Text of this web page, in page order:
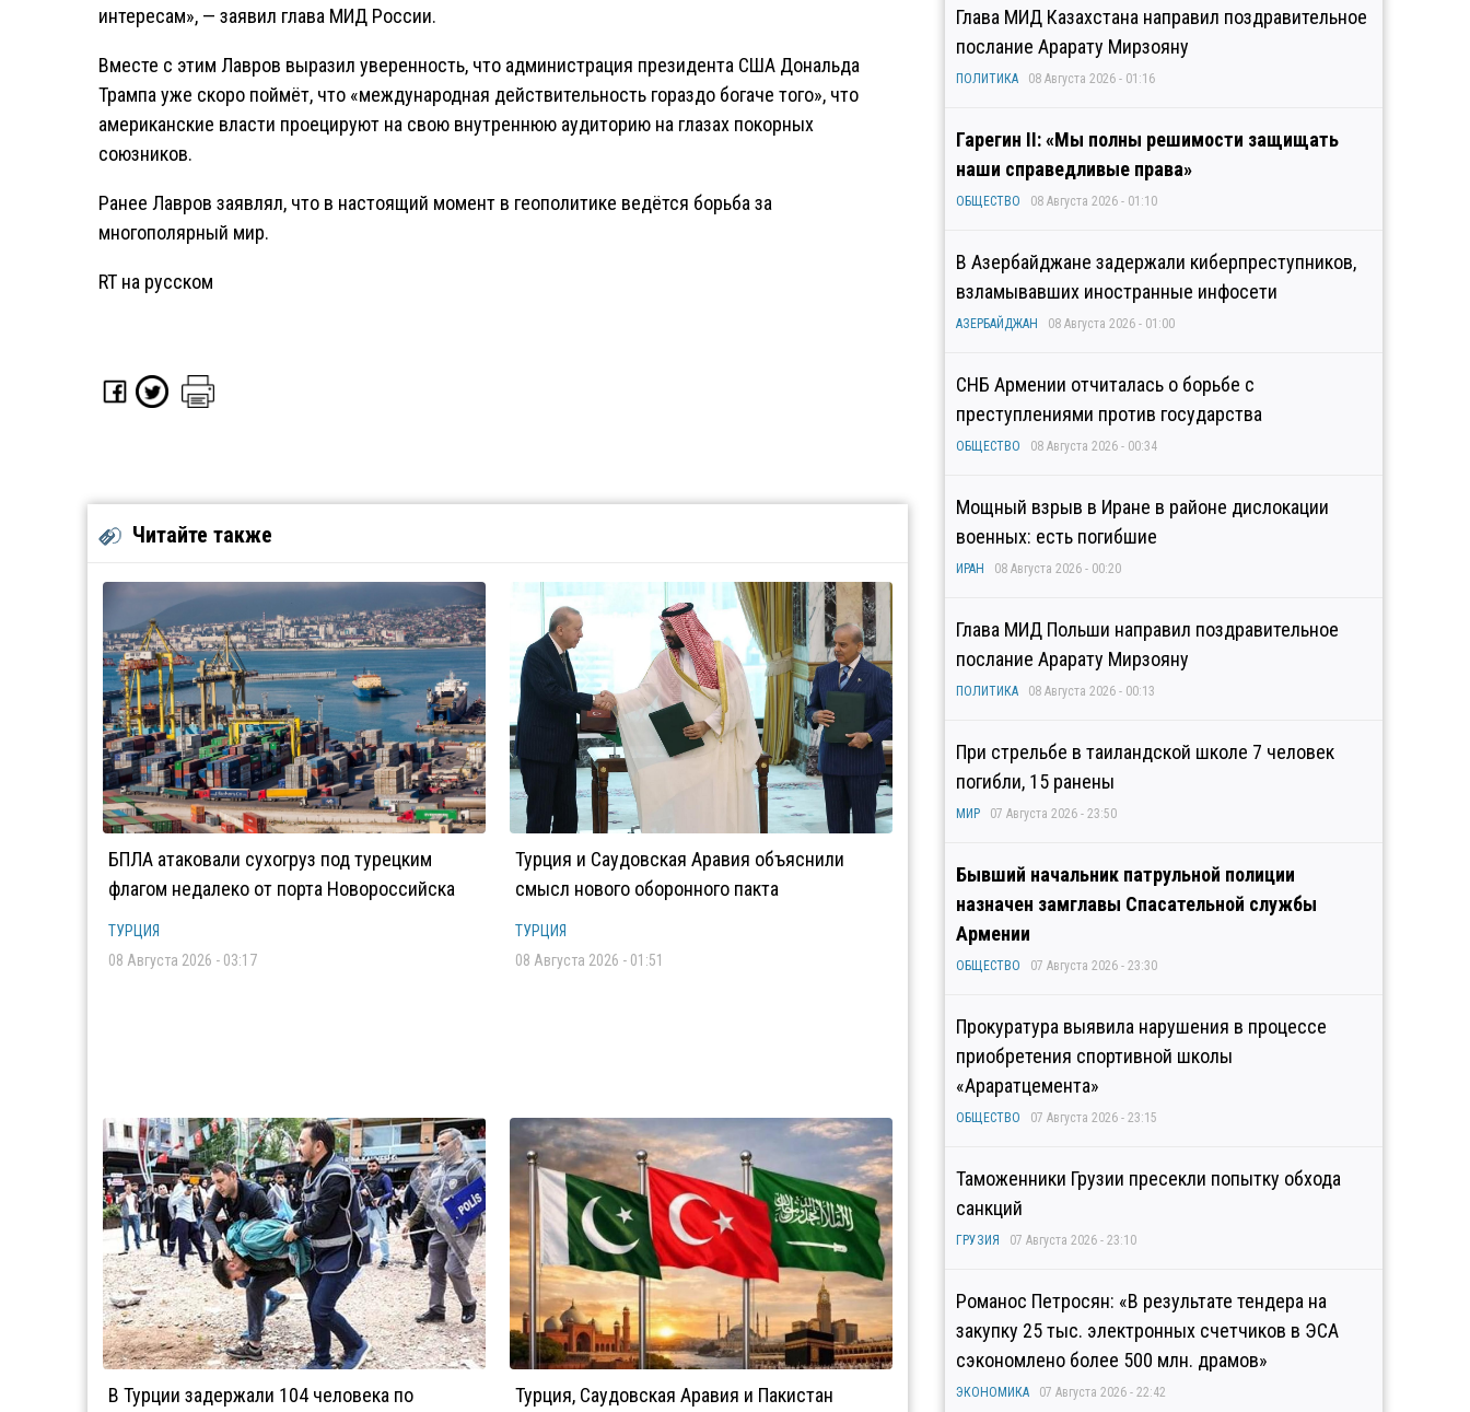
интересам», — заявил глава МИД России.
Вместе с этим Лавров выразил уверенность, что администрация президента США Дональда
Трампа уже скоро поймёт, что «международная действительность гораздо богаче того», что
американские власти проецируют на свою внутреннюю аудиторию на глазах покорных
союзников.
Ранее Лавров заявлял, что в настоящий момент в геополитике ведётся борьба за
многополярный мир.
RT на русском
Читайте также
БПЛА атаковали сухогруз под турецким
флагом недалеко от порта Новороссийска
ТУРЦИЯ
08 Августа 2026 - 03:17
Турция и Саудовская Аравия объяснили
смысл нового оборонного пакта
ТУРЦИЯ
08 Августа 2026 - 01:51
В Турции задержали 104 человека по
Турция, Саудовская Аравия и Пакистан
Глава МИД Казахстана направил поздравительное
послание Арарату Мирзояну
ПОЛИТИКА 08 Августа 2026 - 01:16
Гарегин II: «Мы полны решимости защищать
наши справедливые права»
ОБЩЕСТВО 08 Августа 2026 - 01:10
В Азербайджане задержали киберпреступников,
взламывавших иностранные инфосети
АЗЕРБАЙДЖАН 08 Августа 2026 - 01:00
СНБ Армении отчиталась о борьбе с
преступлениями против государства
ОБЩЕСТВО 08 Августа 2026 - 00:34
Мощный взрыв в Иране в районе дислокации
военных: есть погибшие
ИРАН 08 Августа 2026 - 00:20
Глава МИД Польши направил поздравительное
послание Арарату Мирзояну
ПОЛИТИКА 08 Августа 2026 - 00:13
При стрельбе в таиландской школе 7 человек
погибли, 15 ранены
МИР 07 Августа 2026 - 23:50
Бывший начальник патрульной полиции
назначен замглавы Спасательной службы
Армении
ОБЩЕСТВО 07 Августа 2026 - 23:30
Прокуратура выявила нарушения в процессе
приобретения спортивной школы
«Араратцемента»
ОБЩЕСТВО 07 Августа 2026 - 23:15
Таможенники Грузии пресекли попытку обхода
санкций
ГРУЗИЯ 07 Августа 2026 - 23:10
Романос Петросян: «В результате тендера на
закупку 25 тыс. электронных счетчиков в ЭСА
сэкономлено более 500 млн. драмов»
ЭКОНОМИКА 07 Августа 2026 - 22:42